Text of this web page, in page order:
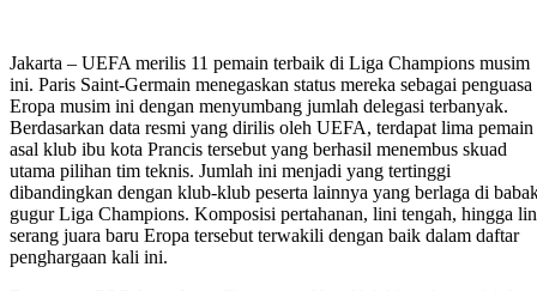
Jakarta – UEFA merilis 11 pemain terbaik di Liga Champions musim
ini. Paris Saint-Germain menegaskan status mereka sebagai penguasa
Eropa musim ini dengan menyumbang jumlah delegasi terbanyak.
Berdasarkan data resmi yang dirilis oleh UEFA, terdapat lima pemain
asal klub ibu kota Prancis tersebut yang berhasil menembus skuad
utama pilihan tim teknis. Jumlah ini menjadi yang tertinggi
dibandingkan dengan klub-klub peserta lainnya yang berlaga di
gugur Liga Champions. Komposisi pertahanan, lini tengah, hingga
serang juara baru Eropa tersebut terwakili dengan baik dalam daftar
penghargaan kali ini.